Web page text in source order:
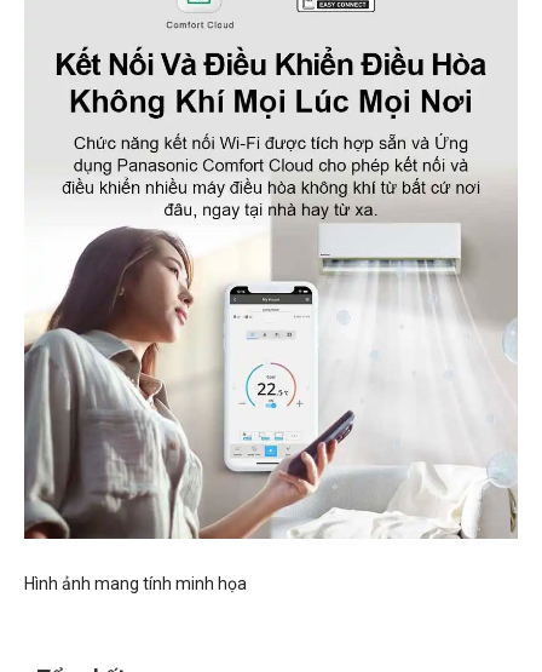
Hình ảnh mang tính minh họa